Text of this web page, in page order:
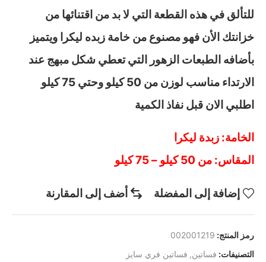
للتألق في هذه القطعة التي لا بد من اقتنائها من
خزانتك الأن فهو مصنوع من خامة زبده ليكرا ويتميز
بأضافه الطبعات الزهور التي تعطي شكل مبهج عند
الارتداء مناسب لوزن من 50 كيلو وحتي 75 كيلو
اطلبي الان قبل نفاذ الكمية
الخامة: زبدة ليكرا
المقاس: من 50 كيلو – 75 كيلو
إضافة إلى المفضلة أضف إلى المقارنة
رمز المنتج: 002001219
التصنيفات: فساتين, فساتين فري سايز